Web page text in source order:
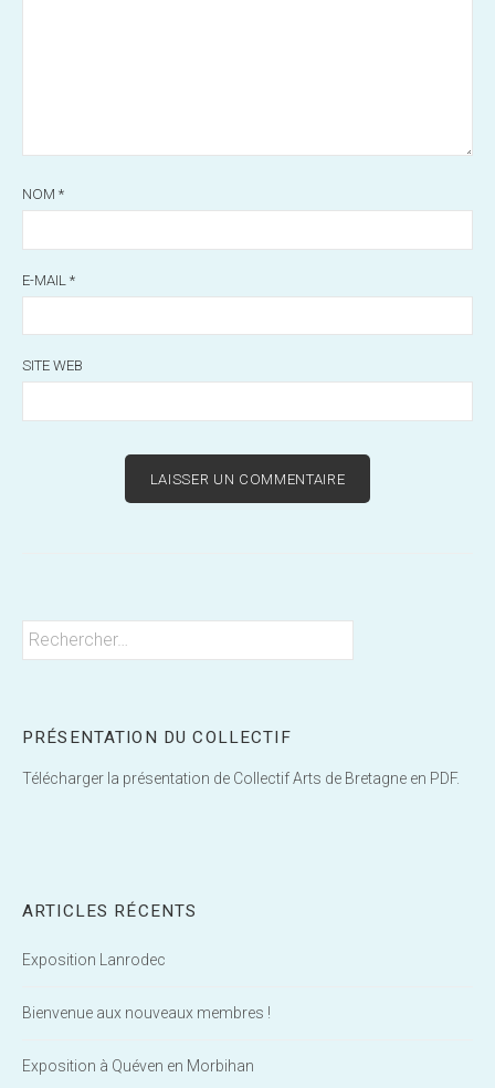
NOM *
E-MAIL *
SITE WEB
Rechercher :
PRÉSENTATION DU COLLECTIF
Télécharger la présentation de Collectif Arts de Bretagne en PDF.
ARTICLES RÉCENTS
Exposition Lanrodec
Bienvenue aux nouveaux membres !
Exposition à Quéven en Morbihan